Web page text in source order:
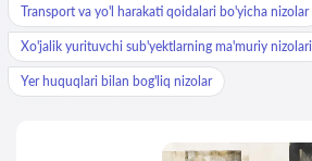
Transport va yo'l harakati qoidalari bo'yicha nizolar
Xo'jalik yurituvchi sub'yektlarning ma'muriy nizolari
Yer huquqlari bilan bog'liq nizolar